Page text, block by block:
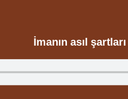
İmanın asıl şartları